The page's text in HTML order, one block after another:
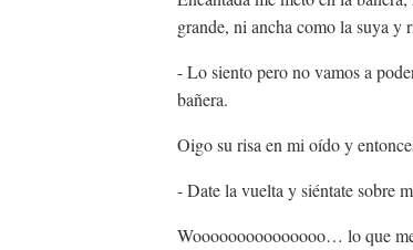
grande, ni ancha como la suya y
- Lo siento pero no vamos a
bañera.
Oigo su risa en mi oído y
- Date la vuelta y siéntate sobre
Wooooooooooooooo… lo que